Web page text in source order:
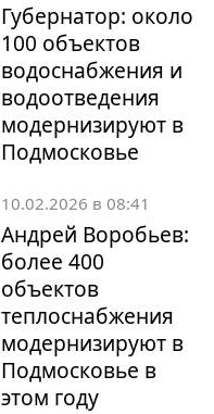
Губернатор: около
100 объектов
водоснабжения и
водоотведения
модернизируют в
Подмосковье
10.02.2026 в 08:41
Андрей Воробьев:
более 400
объектов
теплоснабжения
модернизируют в
Подмосковье в
этом году